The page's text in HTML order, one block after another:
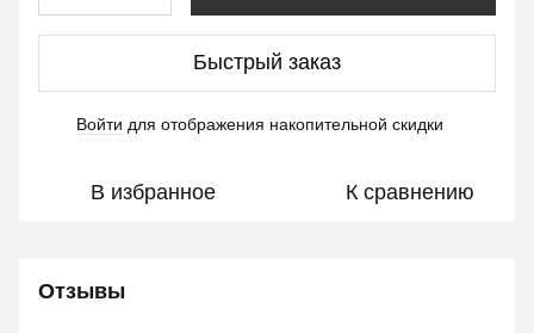
Быстрый заказ
Войти для отображения накопительной скидки
В избранное К сравнению
Отзывы